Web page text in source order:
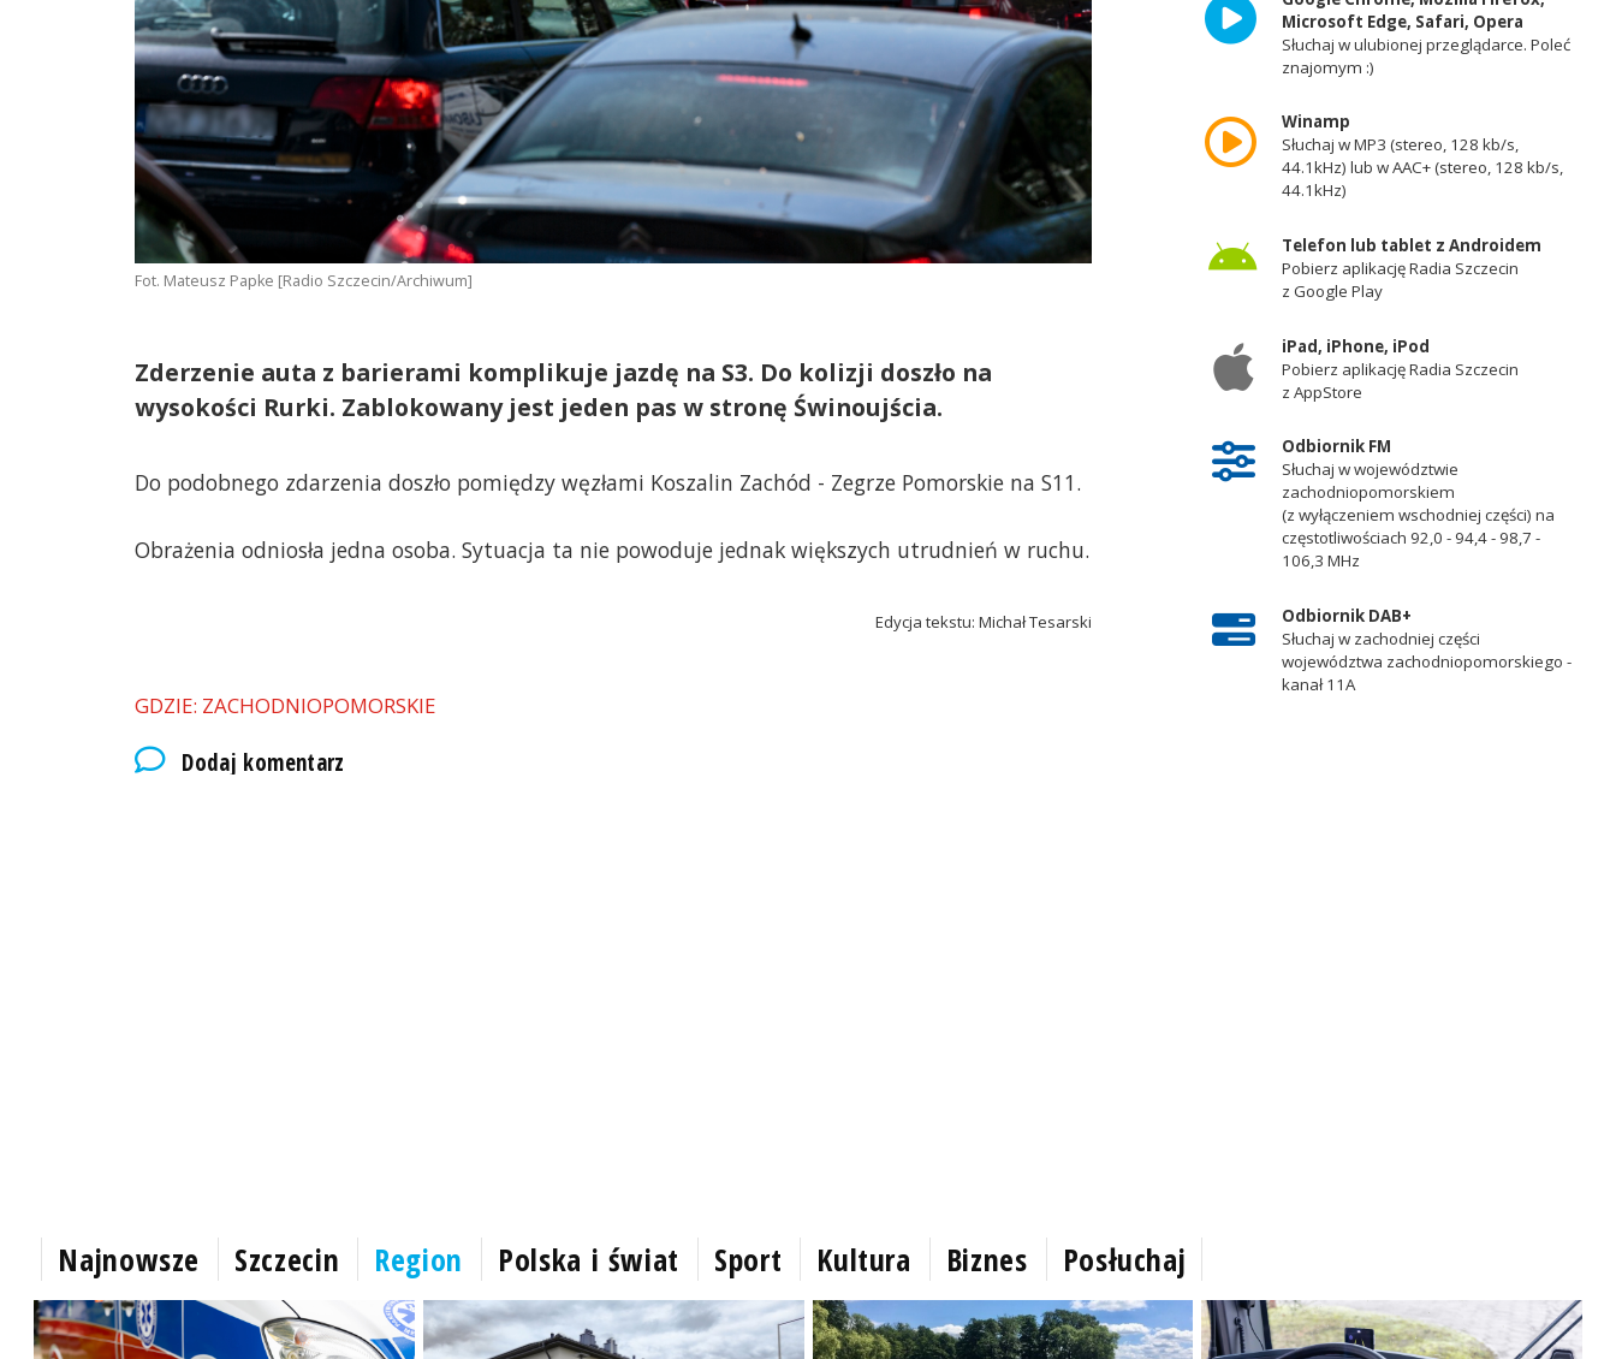
Fot. Mateusz Papke [Radio Szczecin/Archiwum]
Zderzenie auta z barierami komplikuje jazdę na S3. Do kolizji doszło na
wysokości Rurki. Zablokowany jest jeden pas w stronę Świnoujścia.
Do podobnego zdarzenia doszło pomiędzy węzłami Koszalin Zachód - Zegrze Pomorskie na S11.
Obrażenia odniosła jedna osoba. Sytuacja ta nie powoduje jednak większych utrudnień w ruchu.
Edycja tekstu: Michał Tesarski
GDZIE: ZACHODNIOPOMORSKIE
Dodaj komentarz
Microsoft Edge, Safari, Opera
Słuchaj w ulubionej przeglądarce. Poleć
znajomym :)
Winamp
Słuchaj w MP3 (stereo, 128 kb/s,
44.1kHz) lub w AAC+ (stereo, 128 kb/s,
44.1kHz)
Telefon lub tablet z Androidem
Pobierz aplikację Radia Szczecin
z Google Play
iPad, iPhone, iPod
Pobierz aplikację Radia Szczecin
z AppStore
Odbiornik FM
Słuchaj w województwie
zachodniopomorskiem
(z wyłączeniem wschodniej części) na
częstotliwościach 92,0 - 94,4 - 98,7 -
106,3 MHz
Odbiornik DAB+
Słuchaj w zachodniej części
województwa zachodniopomorskiego -
kanał 11A
Najnowsze Szczecin Region Polska i świat Sport Kultura Biznes Posłuchaj